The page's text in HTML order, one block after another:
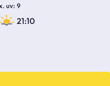
uv 9
21:10